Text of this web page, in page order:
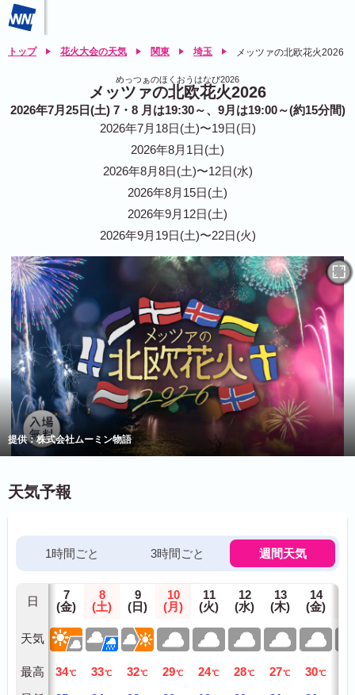
トップ 花火大会の天気 関東 埼玉 メッツァの北欧花火2026
めっつぁのほくおうはなび2026
メッツァの北欧花火2026
2026年7月25日(土) 7・8 月は19:30～、9月は19:00～(約15分間)
2026年7月18日(土)〜19日(日)
2026年8月1日(土)
2026年8月8日(土)〜12日(水)
2026年8月15日(土)
2026年9月12日(土)
2026年9月19日(土)〜22日(火)
提供：株式会社ムーミン物語
天気予報
1時間ごと 3時間ごと 週間天気
日
天気
最高
7
(金)
34℃
8
(土)
33℃
9
(日)
32℃
10
(月)
29℃
11
(火)
24℃
12
(水)
28℃
13
(木)
27℃
14
(金)
30℃